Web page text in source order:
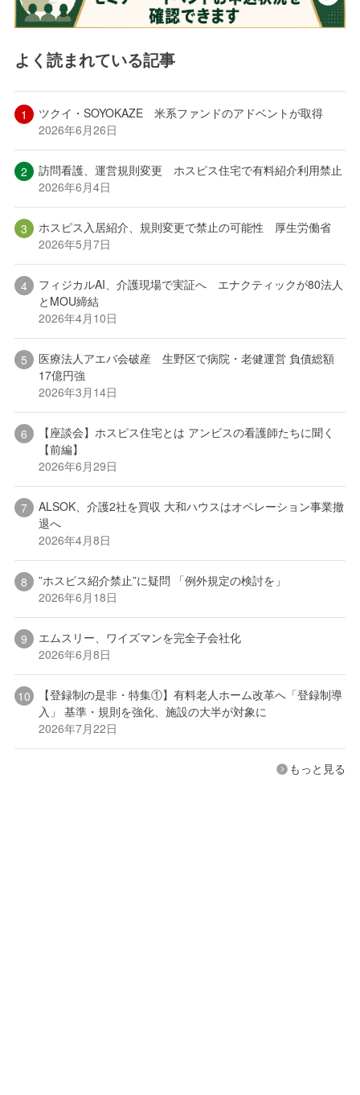
よく読まれている記事
ツクイ・SOYOKAZE 米系ファンドのアドベントが取得
2026年6月26日
訪問看護、運営規則変更 ホスピス住宅で有料紹介利用禁止
2026年6月4日
ホスピス入居紹介、規則変更で禁止の可能性 厚生労働省
2026年5月7日
フィジカルAI、介護現場で実証へ エナクティックが80法人
とMOU締結
2026年4月10日
医療法人アエバ会破産 生野区で病院・老健運営 負債総額
17億円強
2026年3月14日
【座談会】ホスピス住宅とは アンビスの看護師たちに聞く
【前編】
2026年6月29日
ALSOK、介護2社を買収 大和ハウスはオペレーション事業撤
退へ
2026年4月8日
”ホスピス紹介禁止”に疑問 「例外規定の検討を」
2026年6月18日
エムスリー、ワイズマンを完全子会社化
2026年6月8日
【登録制の是非・特集①】有料老人ホーム改革へ「登録制導
入」 基準・規則を強化、施設の大半が対象に
2026年7月22日
もっと見る